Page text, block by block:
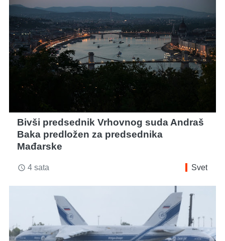
Bivši predsednik Vrhovnog suda Andraš
Baka predložen za predsednika
Mađarske
access_time 4 sata Svet